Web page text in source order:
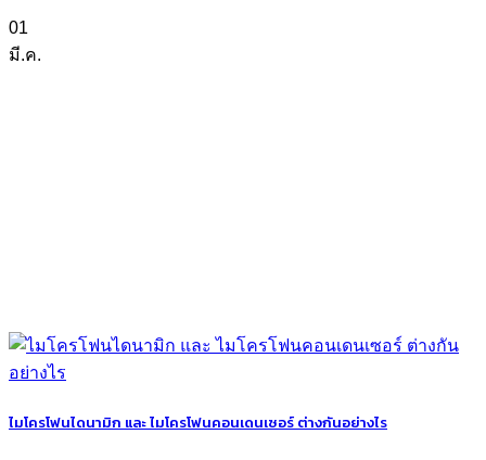
01
มี.ค.
ไมโครโฟนไดนามิก และ ไมโครโฟนคอนเดนเซอร์ ต่างกันอย่างไร